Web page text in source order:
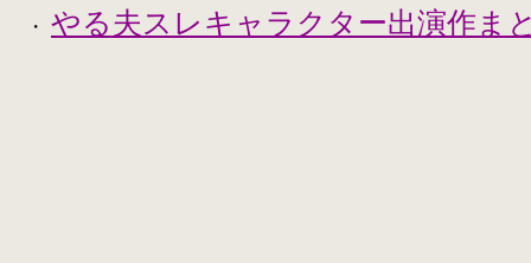
・ やる夫スレキャラクター出演作ま